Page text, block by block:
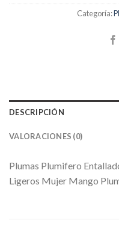
Categoría:
DESCRIPCIÓN
VALORACIONES (0)
Plumas Plumifero
Ligeros Mujer Mango